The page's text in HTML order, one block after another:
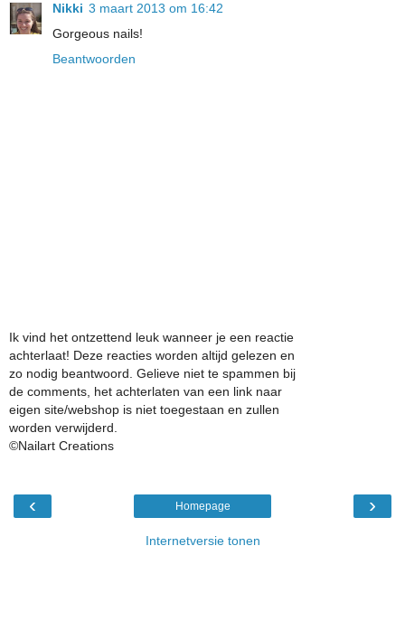
Nikki 3 maart 2013 om 16:42
Gorgeous nails!
Beantwoorden
Ik vind het ontzettend leuk wanneer je een reactie
achterlaat! Deze reacties worden altijd gelezen en
zo nodig beantwoord. Gelieve niet te spammen bij
de comments, het achterlaten van een link naar
eigen site/webshop is niet toegestaan en zullen
worden verwijderd.
©Nailart Creations
‹ ›
Homepage
Internetversie tonen